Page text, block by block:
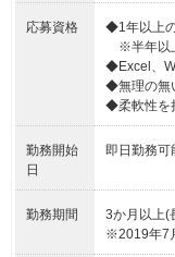
応募資格
◆1年以上
※半年以
◆Excel、
◆無理の無
◆柔軟性を
勤務開始
日
即日勤務可
勤務期間
3か月以上(
※2019年7